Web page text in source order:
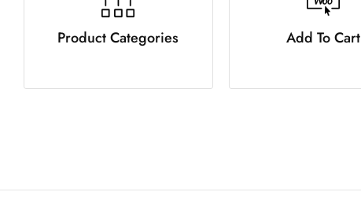
Product Categories Add To Cart